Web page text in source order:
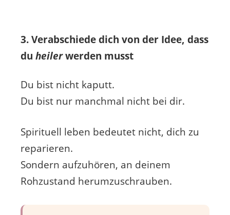
3. Verabschiede dich von der Idee, dass
du heilerwerden musst
Du bist nicht kaputt.
Du bist nur manchmal nicht bei dir.
Spirituell leben bedeutet nicht, dich zu
reparieren.
Sondern aufzuhören, an deinem
Rohzustand herumzuschrauben.